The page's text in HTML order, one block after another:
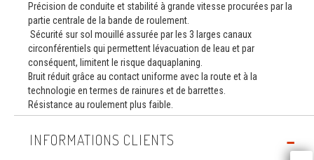
Précision de conduite et stabilité à grande vitesse procurées par la
partie centrale de la bande de roulement.
Sécurité sur sol mouillé assurée par les 3 larges canaux
circonférentiels qui permettent lévacuation de leau et par
conséquent, limitent le risque daquaplaning.
Bruit réduit grâce au contact uniforme avec la route et à la
technologie en termes de rainures et de barrettes.
Résistance au roulement plus faible.
INFORMATIONS CLIENTS